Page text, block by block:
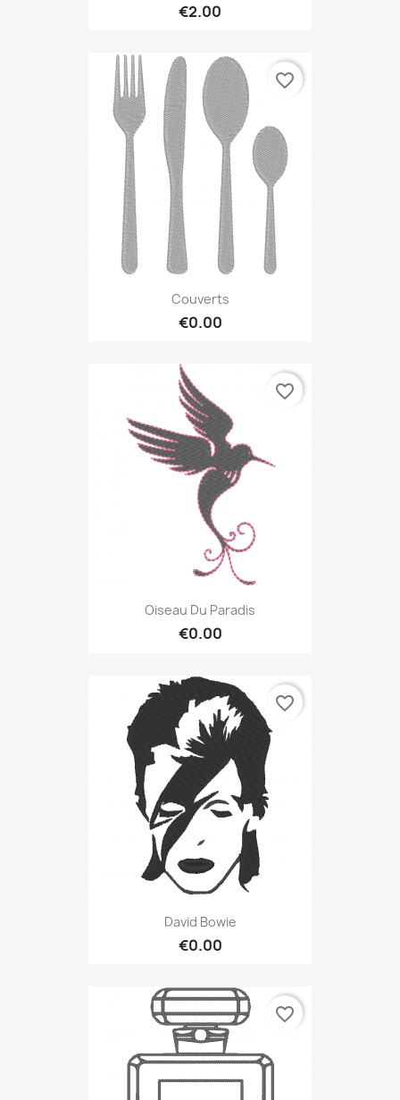
€2.00
Couverts
€0.00
favorite_border
Oiseau Du Paradis
€0.00
favorite_border
David Bowie
€0.00
favorite_border
favorite_border